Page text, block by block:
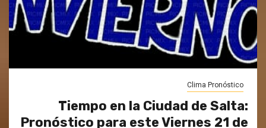
Clima Pronóstico
Tiempo en la Ciudad de Salta:
Pronóstico para este Viernes 21 de